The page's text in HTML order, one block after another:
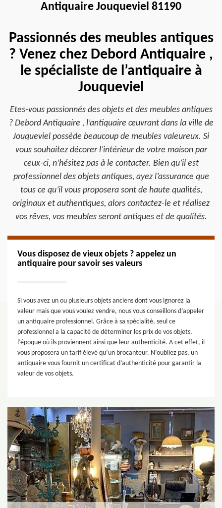
Antiquaire Jouqueviel 81190
Passionnés des meubles antiques
? Venez chez Debord Antiquaire ,
le spécialiste de l’antiquaire à
Jouqueviel
Etes-vous passionnés des objets et des meubles antiques
? Debord Antiquaire , l’antiquaire œuvrant dans la ville de
Jouqueviel possède beaucoup de meubles valeureux. Si
vous souhaitez décorer l’intérieur de votre maison par
ceux-ci, n’hésitez pas à le contacter. Bien qu’il est
professionnel des objets antiques, ayez l’assurance que
tous ce qu’il vous proposera sont de haute qualités,
originaux et authentiques, alors contactez-le et réalisez
vos rêves, vos meubles seront antiques et de qualités.
Vous disposez de vieux objets ? appelez un
antiquaire pour savoir ses valeurs
Si vous avez un ou plusieurs objets anciens dont vous ignorez la
valeur mais que vous voulez vendre, nous vous conseillons d’appeler
un antiquaire professionnel. Grâce à sa spécialité, seul ce
professionnel a la capacité de déterminer les prix de vos objets,
l’époque où ils proviennent ainsi que leur authenticité. A cet effet, il
vous proposera un tarif élevé qu’un brocanteur. N’oubliez pas, un
antiquaire vous fournit un certificat d’authenticité pour garantir la
valeur de vos objets.